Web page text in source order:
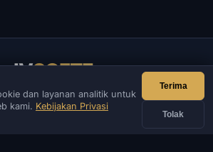
IVSOFTE
lunak. Kami menyediakan layanan
peluncuran perangkat lunak.
dan layanan analitik untuk
kami. Kebijakan Privasi
Terima
Tolak